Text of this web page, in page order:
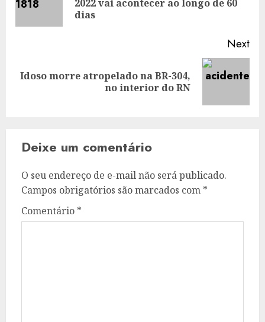
2022 vai acontecer ao longo de 60
dias
Next
Next
Idoso morre atropelado na BR-304,
no interior do RN
Deixe um comentário
O seu endereço de e-mail não será publicado.
Campos obrigatórios são marcados com *
Comentário *